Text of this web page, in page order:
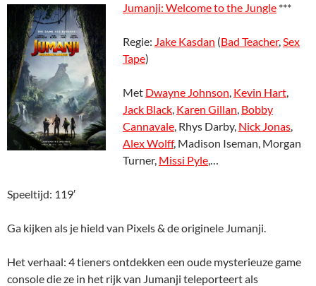
Jumanji: Welcome to the Jungle ***
Regie: Jake Kasdan (Bad Teacher,Sex
Tape)
Met Dwayne Johnson, Kevin Hart,
Jack Black, Karen Gillan, Bobby
Cannavale, Rhys Darby, Nick Jonas,
Alex Wolff, Madison Iseman, Morgan
Turner, Missi Pyle,…
Speeltijd: 119′
Ga kijken als je hield van Pixels & de originele Jumanji.
Het verhaal: 4 tieners ontdekken een oude mysterieuze game
console die ze in het rijk van Jumanji teleporteert als